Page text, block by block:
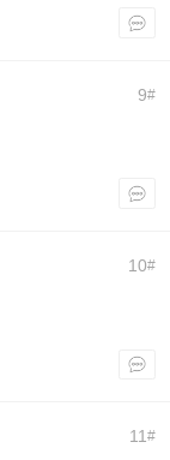
9#
10#
11#